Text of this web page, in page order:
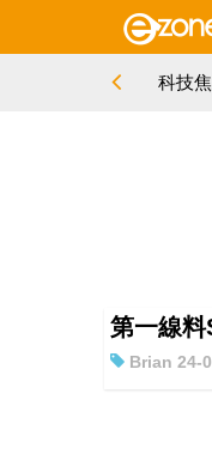
科技
第一線
Brian 24-